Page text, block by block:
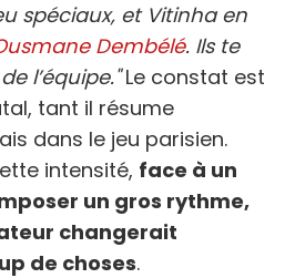
spéciaux, et Vitinha en
Dembélé. Ils te
l’équipe."Le constat est
tant il résume
dans le jeu parisien.
intensité, face à un
un gros rythme,
changerait
de choses.